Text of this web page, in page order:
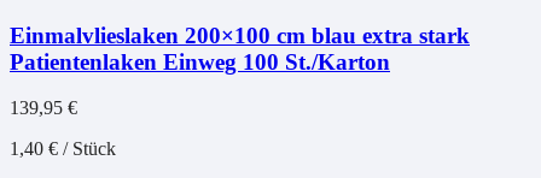
Einmalvlieslaken 200×100 cm blau extra stark
Patientenlaken Einweg 100 St./Karton
139,95 €
1,40 € / Stück